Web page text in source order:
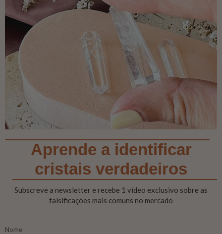
Aprende a identificar
cristais verdadeiros
Subscreve a newsletter e recebe 1 vídeo exclusivo sobre as
falsificações mais comuns no mercado
Nome